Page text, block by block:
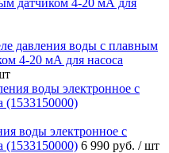
давления воды с плавным
4-20 мА для насоса
воды электронное с
(1533150000) 6 990 руб. / шт